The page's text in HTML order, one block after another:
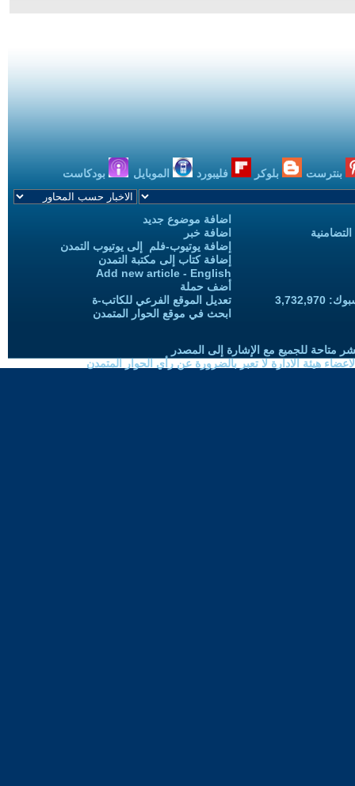
بنترست بلوكر فليبورد الموبايل بودكاست
اضافة موضوع جديد
اضافة خبر
إضافة يوتيوب-فلم إلى يوتيوب التمدن
إضافة كتاب إلى مكتبة التمدن
Add new article - English
أضف حملة
تعديل الموقع الفرعي للكاتب-ة
ابحث في موقع الحوار المتمدن
متاحة للجميع مع الإشارة إلى المصدر
هيئة الادارة لا تعبر بالضرورة عن رأي الحوار المتمدن